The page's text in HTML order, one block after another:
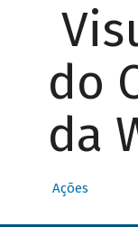
do
da
Ações